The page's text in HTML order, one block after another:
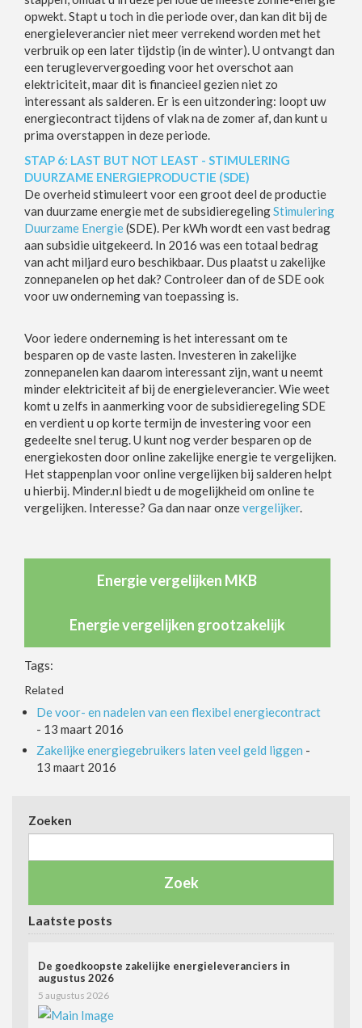
opwekt. Stapt u toch in die periode over, dan kan dit bij de
energieleverancier niet meer verrekend worden met het
verbruik op een later tijdstip (in de winter). U ontvangt dan
een terugleververgoeding voor het overschot aan
elektriciteit, maar dit is financieel gezien niet zo
interessant als salderen. Er is een uitzondering: loopt uw
energiecontract tijdens of vlak na de zomer af, dan kunt u
prima overstappen in deze periode.
STAP 6: LAST BUT NOT LEAST - STIMULERING
DUURZAME ENERGIEPRODUCTIE (SDE)
De overheid stimuleert voor een groot deel de productie
van duurzame energie met de subsidieregelingStimulering
Duurzame Energie(SDE). Per kWh wordt een vast bedrag
aan subsidie uitgekeerd. In 2016 was een totaal bedrag
van acht miljard euro beschikbaar. Dus plaatst u zakelijke
zonnepanelen op het dak? Controleer dan of de SDE ook
voor uw onderneming van toepassing is.
Voor iedere onderneming is het interessant om te
besparen op de vaste lasten. Investeren in zakelijke
zonnepanelen kan daarom interessant zijn, want u neemt
minder elektriciteit af bij de energieleverancier. Wie weet
komt u zelfs in aanmerking voor de subsidieregeling SDE
en verdient u op korte termijn de investering voor een
gedeelte snel terug. U kunt nog verder besparen op de
energiekosten door online zakelijke energie te vergelijken.
Het stappenplan voor online vergelijken bij salderen helpt
u hierbij. Minder.nl biedt u de mogelijkheid om online te
vergelijken. Interesse? Ga dan naar onzevergelijker.
Energie vergelijken MKB
Energie vergelijken grootzakelijk
Tags:
Related
De voor- en nadelen van een flexibel energiecontract
- 13 maart 2016
Zakelijke energiegebruikers laten veel geld liggen -
13 maart 2016
Zoeken
Laatste posts
De goedkoopste zakelijke energieleveranciers in
augustus 2026
5 augustus 2026